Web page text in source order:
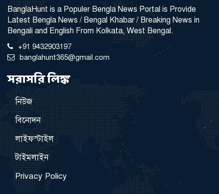
BanglaHunt is a Populer Bengla News Portal is Provide
Latest Bengla News / Bengal Khabar / Breaking News in
Bengali and English From Kolkata, West Bengal.
+91 9432903197
banglahunt365@gmail.com
সরাসরি লিঙ্ক
নিউজ
বিনোদন
লাইফস্টাইল
টাইমলাইন
Privacy Policy